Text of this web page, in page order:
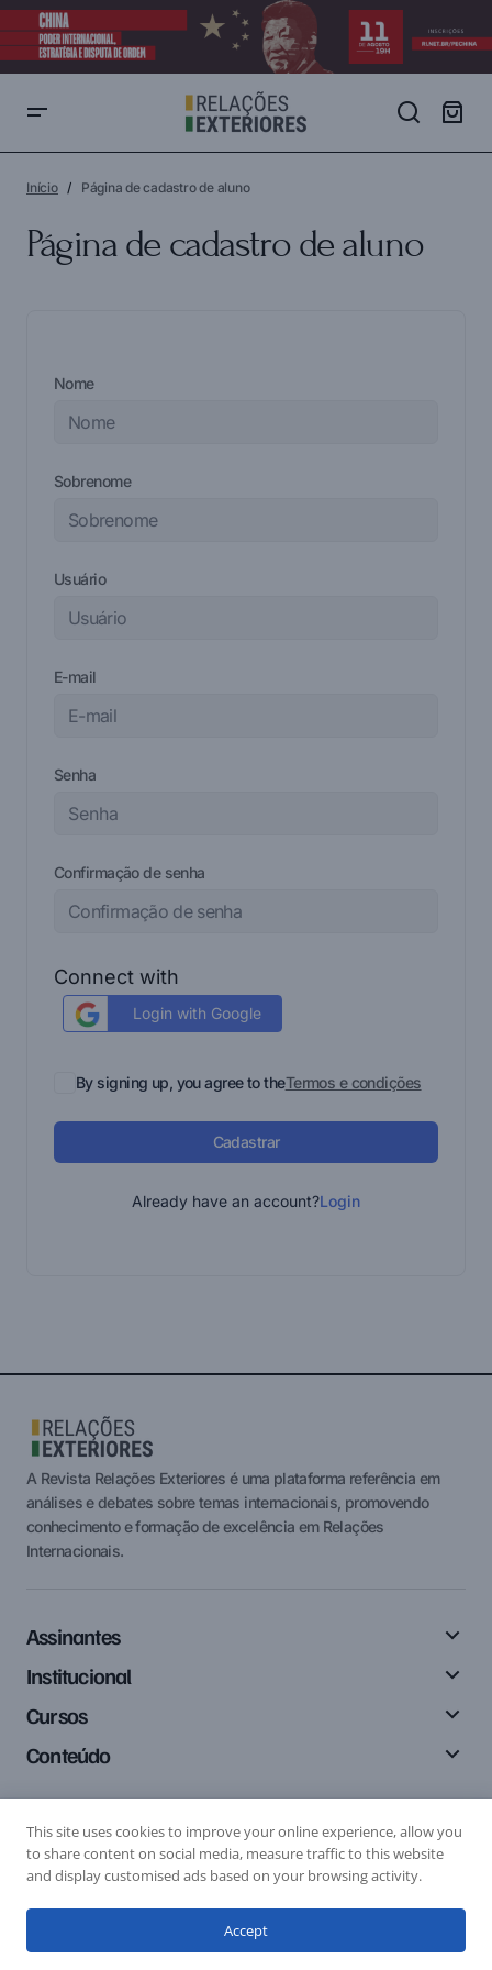
Início Página de cadastro de aluno
Página de cadastro de aluno
Nome
Sobrenome
Usuário
E-mail
Senha
Confirmação de senha
Connect with
Login with Google
By signing up, you agree to theTermos e condições
Cadastrar
Already have an account?Login
A Revista Relações Exteriores é uma plataforma referência em
análises e debates sobre temas internacionais, promovendo
conhecimento e formação de excelência em Relações
Internacionais.
Assinantes
Institucional
Cursos
Conteúdo
Siga-nos
Submissão de Resenha
© 2024 Relações Exteriores. All Rights Reserved.
This site uses cookies to improve your online experience, allow you
to share content on social media, measure traffic to this website
and display customised ads based on your browsing activity.
Accept